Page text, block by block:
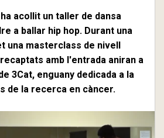
acollit un taller de dansa
a ballar hip hop. Durant una
una masterclass de nivell
amb l'entrada aniran a
3Cat, enguany dedicada a la
de la recerca en càncer.